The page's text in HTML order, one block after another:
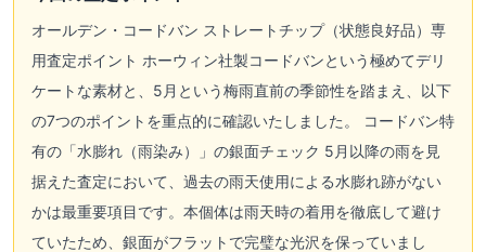
オールデン・コードバン ストレートチップ（状態良好品）専
用査定ポイント ホーウィン社製コードバンという極めてデリ
ケートな素材と、5月という梅雨直前の季節性を踏まえ、以下
の7つのポイントを重点的に確認いたしました。 コードバン特
有の「水膨れ（雨染み）」の銀面チェック 5月以降の雨を見
据えた査定において、過去の雨天使用による水膨れ跡がない
かは最重要項目です。本個体は雨天時の着用を徹底して避け
ていたため、銀面がフラットで完璧な光沢を保っていまし